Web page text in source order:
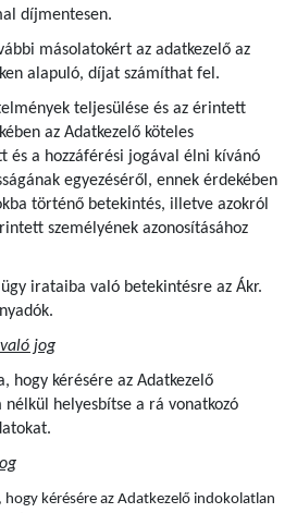
díjmentesen.
másolatokért az adatkezelő az
alapuló, díjat számíthat fel.
teljesülése és az érintett
az Adatkezelő köteles
és a hozzáférési jogával élni kívánó
egyezéséről, ennek érdekében
történő betekintés, illetve azokról
személyének azonosításához
irataiba való betekintésre az Ákr.
jog
hogy kérésére az Adatkezelő
helyesbítse a rá vonatkozó
hogy kérésére az Adatkezelő indokolatlan